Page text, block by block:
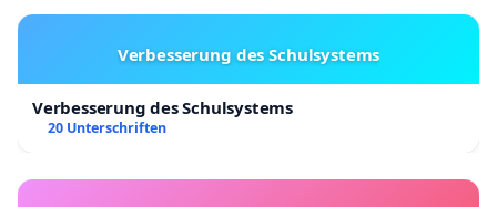
Verbesserung des Schulsystems
Verbesserung des Schulsystems
20 Unterschriften